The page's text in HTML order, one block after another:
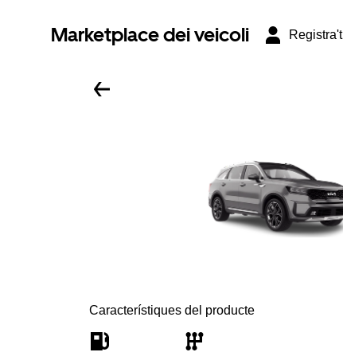
Marketplace dei veicoli Registra't
Característiques del producte